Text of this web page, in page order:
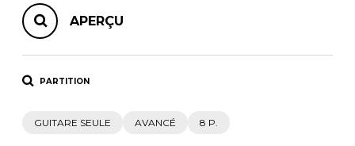
APERÇU
PARTITION
GUITARE SEULE AVANCÉ 8 P.